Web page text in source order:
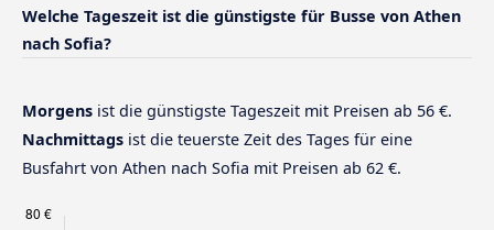
Welche Tageszeit ist die günstigste für Busse von Athen
nach Sofia?
Morgens ist die günstigste Tageszeit mit Preisen ab 56 €.
Nachmittags ist die teuerste Zeit des Tages für eine
Busfahrt von Athen nach Sofia mit Preisen ab 62 €.